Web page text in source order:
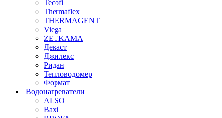
Tecofi
Thermaflex
THERMAGENT
Viega
ZETKAMA
Декаст
Джилекс
Ридан
Тепловодомер
Формат
Водонагреватели
ALSO
Baxi